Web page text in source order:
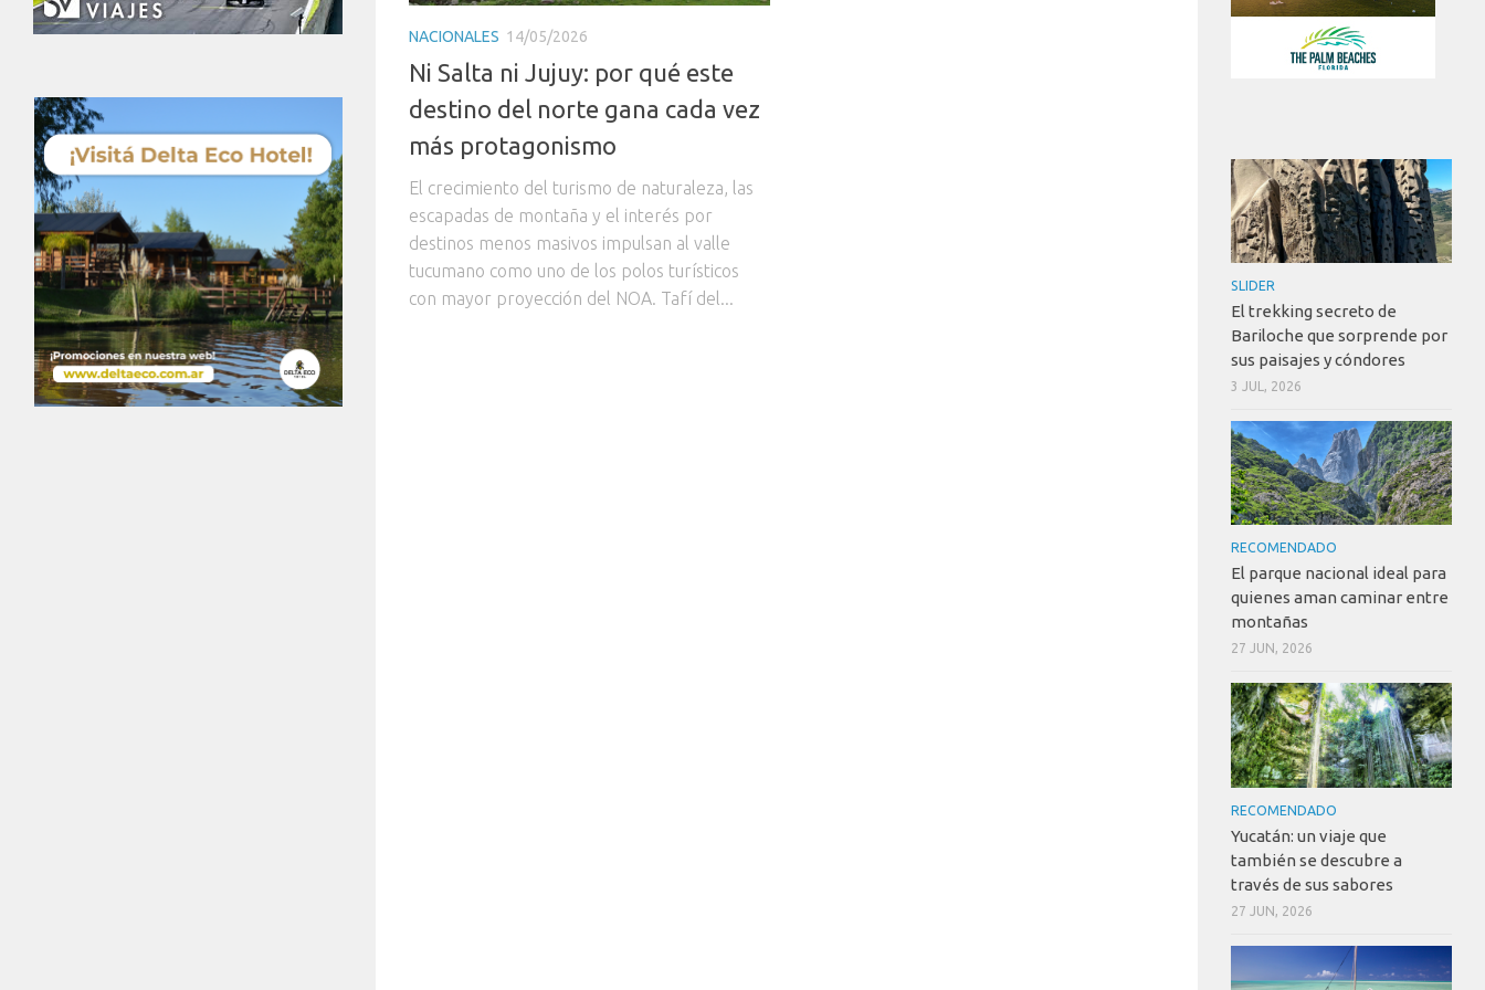
NACIONALES 14/05/2026
Ni Salta ni Jujuy: por qué este
destino del norte gana cada vez
más protagonismo
El crecimiento del turismo de naturaleza, las
escapadas de montaña y el interés por
destinos menos masivos impulsan al valle
tucumano como uno de los polos turísticos
con mayor proyección del NOA. Tafí del...
SLIDER
El trekking secreto de
Bariloche que sorprende por
sus paisajes y cóndores
3 JUL, 2026
RECOMENDADO
El parque nacional ideal para
quienes aman caminar entre
montañas
27 JUN, 2026
RECOMENDADO
Yucatán: un viaje que
también se descubre a
través de sus sabores
27 JUN, 2026